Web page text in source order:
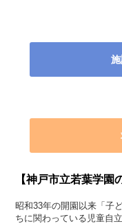
【神戸市立若葉学園
昭和33年の開園以来「子
ちに関わっている児童自